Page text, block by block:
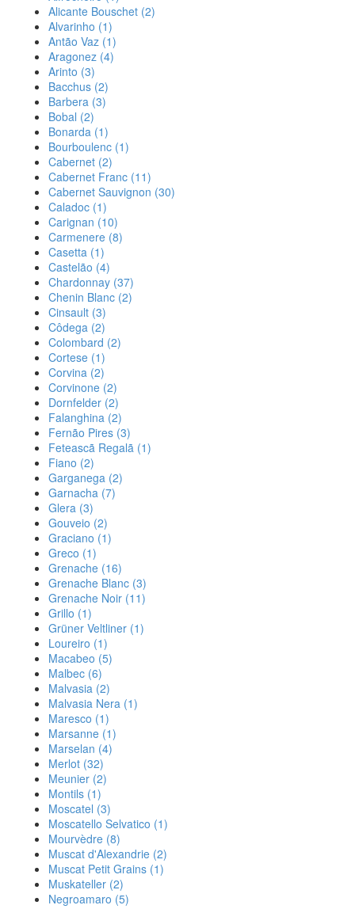
Alicante Bouschet (2)
Alvarinho (1)
Antão Vaz (1)
Aragonez (4)
Arinto (3)
Bacchus (2)
Barbera (3)
Bobal (2)
Bonarda (1)
Bourboulenc (1)
Cabernet (2)
Cabernet Franc (11)
Cabernet Sauvignon (30)
Caladoc (1)
Carignan (10)
Carmenere (8)
Casetta (1)
Castelão (4)
Chardonnay (37)
Chenin Blanc (2)
Cinsault (3)
Côdega (2)
Colombard (2)
Cortese (1)
Corvina (2)
Corvinone (2)
Dornfelder (2)
Falanghina (2)
Fernão Pires (3)
Feteascã Regalã (1)
Fiano (2)
Garganega (2)
Garnacha (7)
Glera (3)
Gouveio (2)
Graciano (1)
Greco (1)
Grenache (16)
Grenache Blanc (3)
Grenache Noir (11)
Grillo (1)
Grüner Veltliner (1)
Loureiro (1)
Macabeo (5)
Malbec (6)
Malvasia (2)
Malvasia Nera (1)
Maresco (1)
Marsanne (1)
Marselan (4)
Merlot (32)
Meunier (2)
Montils (1)
Moscatel (3)
Moscatello Selvatico (1)
Mourvèdre (8)
Muscat d'Alexandrie (2)
Muscat Petit Grains (1)
Muskateller (2)
Negroamaro (5)